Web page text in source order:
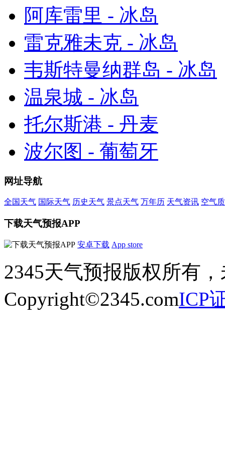
阿库雷里 - 冰岛
雷克雅未克 - 冰岛
韦斯特曼纳群岛 - 冰岛
温泉城 - 冰岛
托尔斯港 - 丹麦
波尔图 - 葡萄牙
网址导航
全国天气 国际天气 历史天气 景点天气 万年历 天气资讯 空气
下载天气预报APP
安卓下载 App store
2345天气预报版权所有
Copyright©2345.comICP